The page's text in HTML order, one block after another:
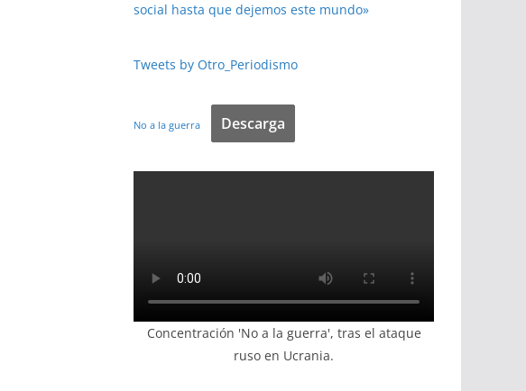
social hasta que dejemos este mundo»
Tweets by Otro_Periodismo
No a la guerra Descarga
Concentración 'No a la guerra', tras el ataque
ruso en Ucrania.